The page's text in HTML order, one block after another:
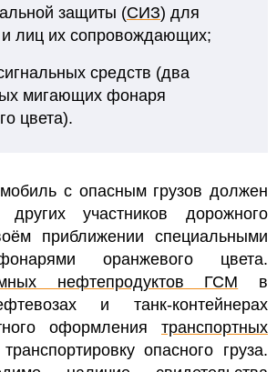
защиты (СИЗ) для
и лиц их сопровождающих;
средств (два
мигающих фонаря
цвета).
с опасным грузов должен
других участников дорожного
приближении специальными
оранжевого цвета.
нефтепродуктов ГСМ в
и танк-контейнерах
оформления транспортных
опасного груза.